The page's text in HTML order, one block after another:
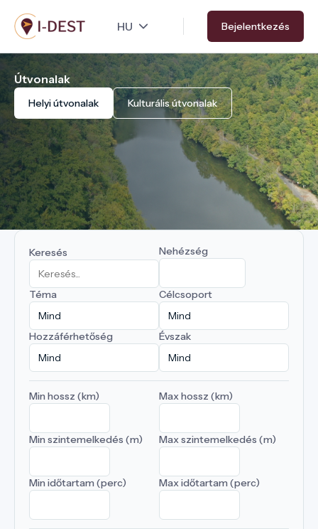
Ugrás
a
tartalomra
Bejelentkezés
Útvonalak
Helyi útvonalak Kulturális útvonalak
Keresés Nehézség
Téma Célcsoport
Hozzáférhetőség Évszak
Min hossz (km) Max hossz (km)
Min szintemelkedés (m) Max szintemelkedés (m)
Min időtartam (perc) Max időtartam (perc)